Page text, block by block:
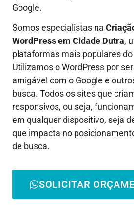
Google.
Somos especialistas na
WordPress em Cidade Dutra,
plataformas mais populares
Utilizamos o WordPress por
amigável com o Google e
busca. Todos os sites que
responsivos, ou seja,
em qualquer dispositivo, seja
que impacta no
de busca.
SOLICITAR